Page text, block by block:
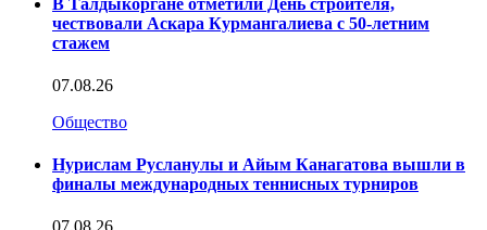
чествовали Аскара Курмангалиева с 50-летним
стажем
07.08.26
Общество
Нурислам Русланулы и Айым Канагатова вышли в
финалы международных теннисных турниров